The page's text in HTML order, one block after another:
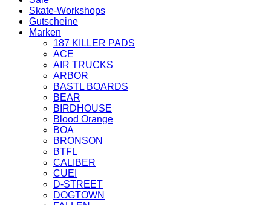
Skate-Workshops
Gutscheine
Marken
187 KILLER PADS
ACE
AIR TRUCKS
ARBOR
BASTL BOARDS
BEAR
BIRDHOUSE
Blood Orange
BOA
BRONSON
BTFL
CALIBER
CUEI
D-STREET
DOGTOWN